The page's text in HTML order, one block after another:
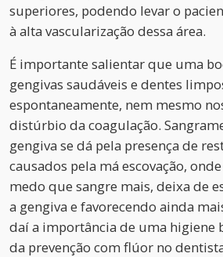
superiores, podendo levar o
à alta vascularização dessa área.
É importante salientar que uma
gengivas saudáveis e dentes
espontaneamente, nem mesmo
distúrbio da coagulação.
gengiva se dá pela presença de
causados pela má escovação,
medo que sangre mais, deixa de
a gengiva e favorecendo ainda
daí a importância de uma higiene
da prevenção com flúor no